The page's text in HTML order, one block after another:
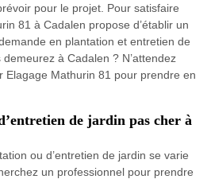
pour le projet. Pour satisfaire
81 à Cadalen propose d’établir un
en plantation et entretien de
à Cadalen ? N’attendez
Elagage Mathurin 81 pour prendre en
de jardin pas cher à
ou d’entretien de jardin se varie
un professionnel pour prendre